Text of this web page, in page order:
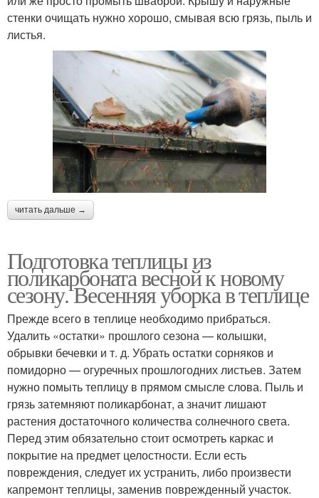
стенки очищать нужно хорошо, смывая всю грязь, пыль и
листья.
читать дальше →
Подготовка теплицы из
поликарбоната весной к новому
сезону. Весенняя уборка в теплице
Прежде всего в теплице необходимо прибраться.
Удалить «остатки» прошлого сезона — колышки,
обрывки бечевки и т. д. Убрать остатки сорняков и
помидорно — огуречных прошлогодних листьев. Затем
нужно помыть теплицу в прямом смысле слова. Пыль и
грязь затемняют поликарбонат, а значит лишают
растения достаточного количества солнечного света.
Перед этим обязательно стоит осмотреть каркас и
покрытие на предмет целостности. Если есть
повреждения, следует их устранить, либо произвести
капремонт теплицы, заменив поврежденный участок.